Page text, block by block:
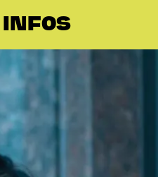
INFOS